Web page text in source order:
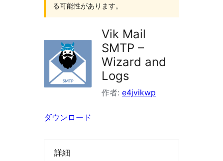
る可能性があります。
Vik Mail
SMTP –
Wizard and
Logs
作者: e4jvikwp
ダウンロード
詳細